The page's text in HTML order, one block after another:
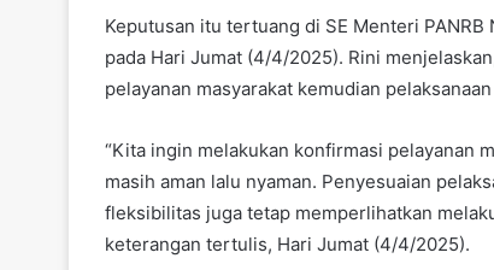
Keputusan itu tertuang di SE Menteri
pada Hari Jumat (4/4/2025). Rini
pelayanan masyarakat kemudian
“Kita ingin melakukan konfirmasi pelayanan
masih aman lalu nyaman. Penyesuaian
fleksibilitas juga tetap memperlihatkan
keterangan tertulis, Hari Jumat (4/4/2025).